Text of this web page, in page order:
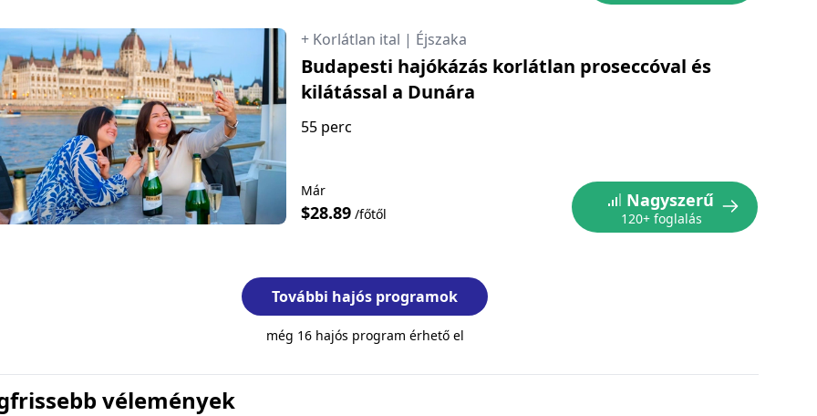
+ Korlátlan ital | Éjszaka
Budapesti hajókázás korlátlan proseccóval és
kilátással a Dunára
55 perc
Már
$28.89/főtől
Nagyszerű
120+ foglalás
További hajós programok
még 16 hajós program érhető el
vélemények